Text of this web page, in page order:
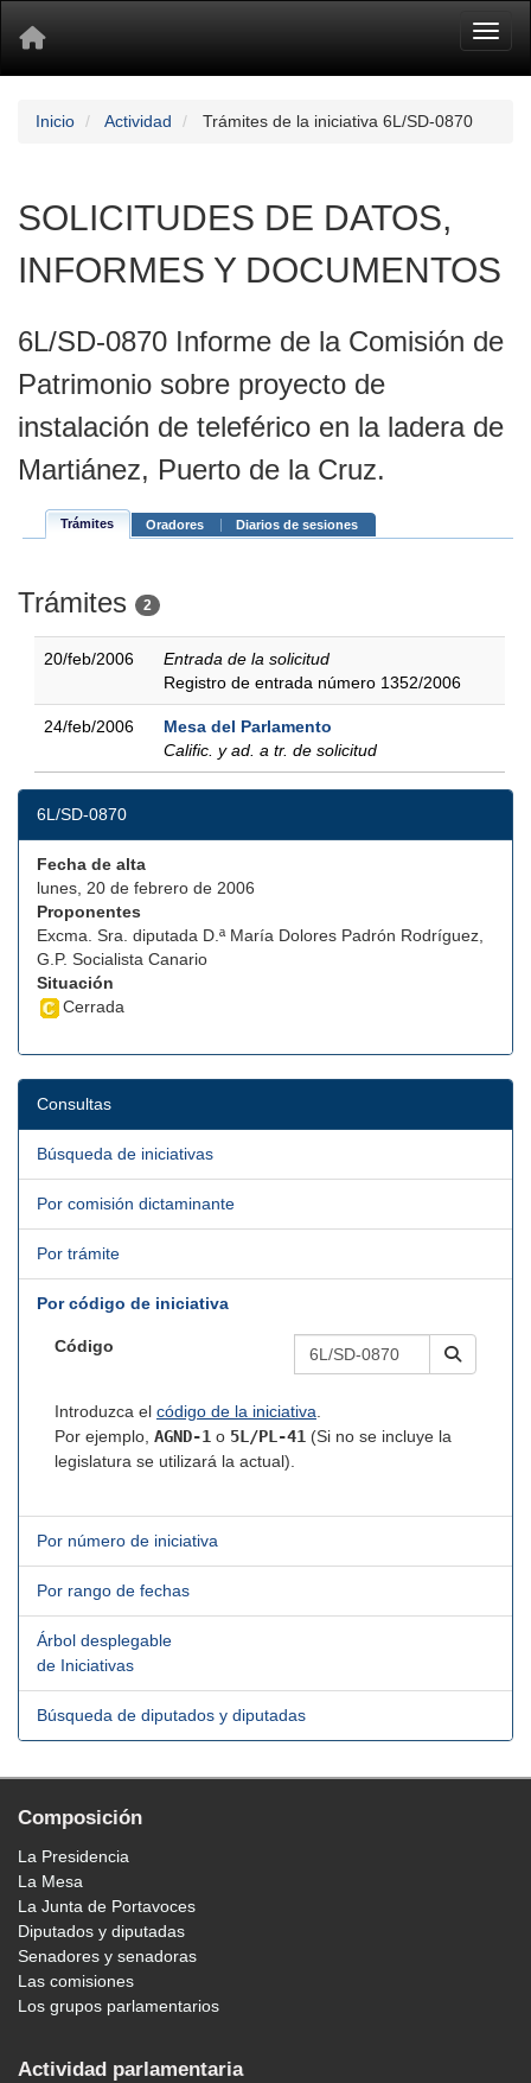
Inicio Actividad Trámites de la iniciativa 6L/SD-0870
SOLICITUDES DE DATOS,
INFORMES Y DOCUMENTOS
6L/SD-0870 Informe de la Comisión de
Patrimonio sobre proyecto de
instalación de teleférico en la ladera de
Martiánez, Puerto de la Cruz.
Trámites Oradores Diarios de sesiones
Trámites 2
20/feb/2006
Entrada de la solicitud
Registro de entrada número 1352/2006
24/feb/2006
Mesa del Parlamento
Calific. y ad. a tr. de solicitud
6L/SD-0870
Fecha de alta
lunes, 20 de febrero de 2006
Proponentes
Excma. Sra. diputada D.ª María Dolores Padrón Rodríguez,
G.P. Socialista Canario
Situación
Cerrada
Consultas
Búsqueda de iniciativas
Por comisión dictaminante
Por trámite
Por código de iniciativa
Código
Introduzca el código de la iniciativa.
Por ejemplo, AGND-1 o 5L/PL-41 (Si no se incluye la
legislatura se utilizará la actual).
Por número de iniciativa
Por rango de fechas
Árbol desplegable
de Iniciativas
Búsqueda de diputados y diputadas
Composición
La Presidencia
La Mesa
La Junta de Portavoces
Diputados y diputadas
Senadores y senadoras
Las comisiones
Los grupos parlamentarios
Actividad parlamentaria